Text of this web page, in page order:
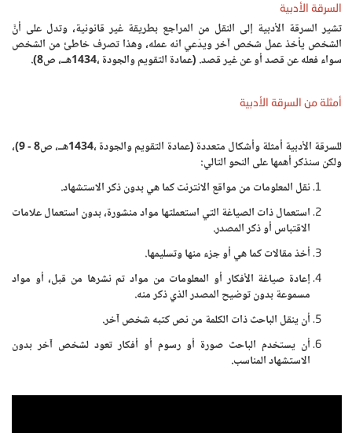
السرقة الأدبية
تشير السرقة الأدبية إلى النقل من المراجع بطريقة غير قانونية، وتدل على أنَّ
الشخص يأخذ عمل شخص آخر ويدّعي انه عمله، وهذا تصرف خاطئ من الشخص
سواء فعله عن قصد أو عن غير قصد. (عمادة التقويم والجودة ،1434هــ، ص8).
أمثلة من السرقة الأدبية
للسرقة الأدبية أمثلة وأشكال متعددة (عمادة التقويم والجودة ،1434هــ، ص8 - 9)،
ولكن سنذكر أهمها على النحو التالي:
نقل المعلومات من مواقع الانترنت كما هي بدون ذكر الاستشهاد.
استعمال ذات الصياغة التي استعملتها مواد منشورة، بدون استعمال علامات
الاقتباس أو ذكر المصدر.
أخذ مقالات كما هي أو جزء منها وتسليمها.
إعادة صياغة الأفكار أو المعلومات من مواد تم نشرها من قبل، أو مواد
مسموعة بدون توضيح المصدر الذي ذكر منه.
أن ينقل الباحث ذات الكلمة من نص كتبه شخص آخر.
أن يستخدم الباحث صورة أو رسوم أو أفكار تعود لشخص آخر بدون
الاستشهاد المناسب.